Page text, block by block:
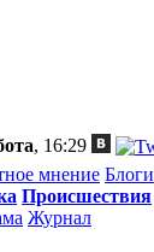
, 16:29
мнение Блоги
Происшествия
Журнал